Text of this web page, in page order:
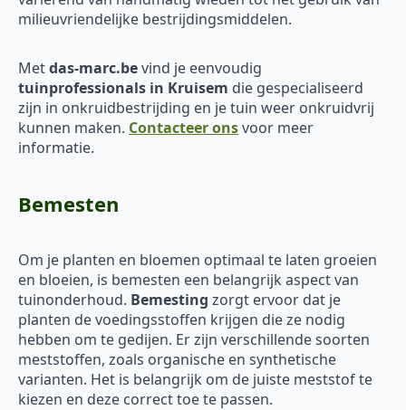
milieuvriendelijke bestrijdingsmiddelen.
Metdas-marc.bevind je eenvoudig
tuinprofessionals in Kruisem die gespecialiseerd
zijn in onkruidbestrijding en je tuin weer onkruidvrij
kunnen maken. Contacteer onsvoor meer
informatie.
Bemesten
Om je planten en bloemen optimaal te laten groeien
en bloeien, is bemesten een belangrijk aspect van
tuinonderhoud. Bemesting zorgt ervoor dat je
planten de voedingsstoffen krijgen die ze nodig
hebben om te gedijen. Er zijn verschillende soorten
meststoffen, zoals organische en synthetische
varianten. Het is belangrijk om de juiste meststof te
kiezen en deze correct toe te passen.